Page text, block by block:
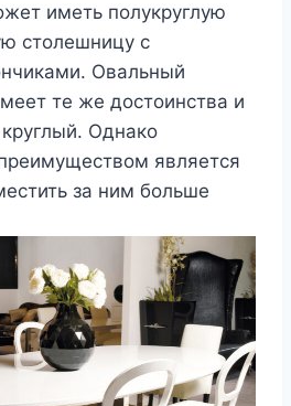
иметь полукруглую
столешницу с
Овальный
те же достоинства и
Однако
является
за ним больше